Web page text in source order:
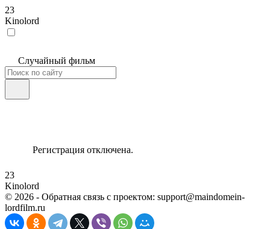
23
Kinolord
Случайный фильм
Регистрация отключена.
23
Kinolord
© 2026 - Обратная связь с проектом: support@maindomein-
lordfilm.ru